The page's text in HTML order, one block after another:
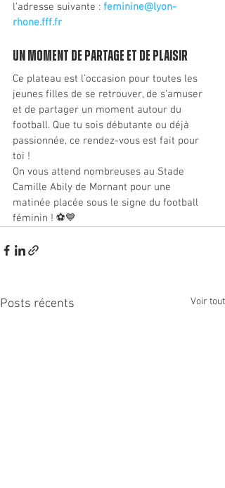
l’adresse suivante : feminine@lyon-
rhone.fff.fr
Un moment de partage et de plaisir
Ce plateau est l’occasion pour toutes les
jeunes filles de se retrouver, de s’amuser
et de partager un moment autour du
football. Que tu sois débutante ou déjà
passionnée, ce rendez-vous est fait pour
toi !
On vous attend nombreuses au Stade
Camille Abily de Mornant pour une
matinée placée sous le signe du football
féminin ! ⚽💙
Posts récents Voir tout